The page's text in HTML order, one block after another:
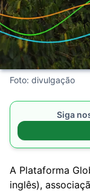
Foto: divulgação
Siga
A Plataforma
inglês),